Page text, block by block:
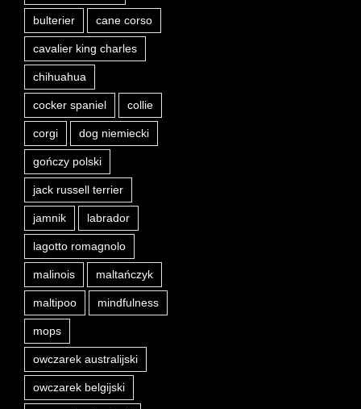
bulterier cane corso
cavalier king charles
chihuahua
cocker spaniel collie
corgi dog niemiecki
gończy polski
jack russell terrier
jamnik labrador
lagotto romagnolo
malinois maltańczyk
maltipoo mindfulness
mops
owczarek australijski
owczarek belgijski